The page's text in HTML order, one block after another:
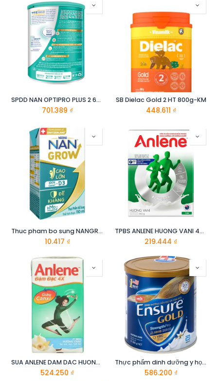
SPDD NAN OPTIPRO PLUS 2 6X800G
701.389 ₫
SB Dielac Gold 2 HT 800g-KM
448.611 ₫
Thuc pham bo sung NANGROW RTD 6(8x110ml) Mua 6 Tang 2
10.417 ₫
TPBS ANLENE HUONG VANI 440G
219.444 ₫
SUA ANLENE DAM DAC HUONG VANI 4x125ML
524.250 ₫
Thực phẩm dinh dưỡng y học : Ensure Gold 380g
586.200 ₫